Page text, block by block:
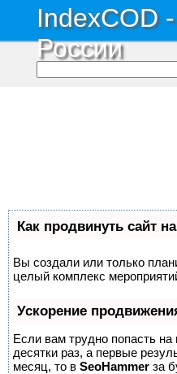
IndexCOD
России
Как продвинуть сайт
Вы создали или только
целый комплекс
Ускорение
Если вам трудно попасть
десятки раз, а первые
месяц, то в SeoHammer за